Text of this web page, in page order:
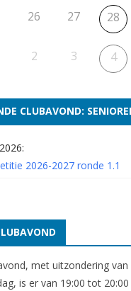
4
26 27 28
2 3 4
CLUBAVOND:
2026-2027 ronde 1.1
met uitzondering
is er van 19:00 tot